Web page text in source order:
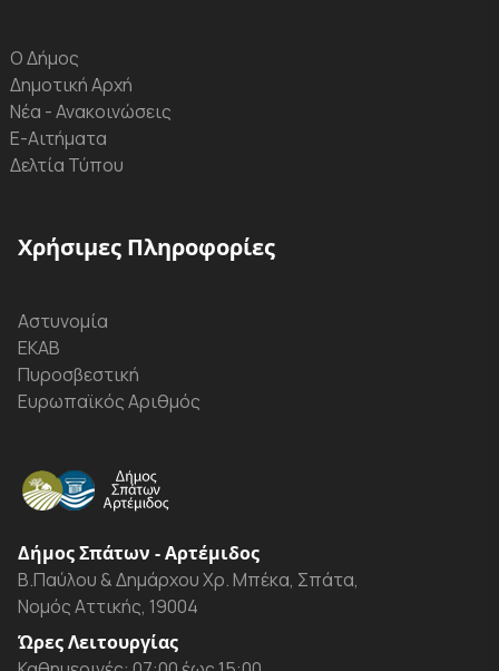
Ο Δήμος
Δημοτική Αρχή
Νέα - Ανακοινώσεις
Ε-Αιτήματα
Δελτία Τύπου
Χρήσιμες Πληροφορίες
Αστυνομία
ΕΚΑΒ
Πυροσβεστική
Ευρωπαϊκός Αριθμός
Δήμος Σπάτων - Αρτέμιδος
Β.Παύλου & Δημάρχου Χρ. Μπέκα, Σπάτα,
Νομός Αττικής, 19004
Ώρες Λειτουργίας